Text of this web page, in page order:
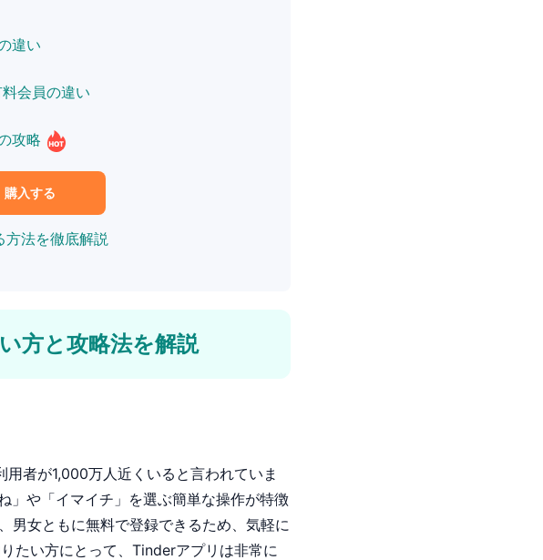
違い
会員の違い
攻略
購入する
法を徹底解説
方と攻略法を解説
者が1,000万人近くいると言われていま
」や「イマイチ」を選ぶ簡単な操作が特徴
男女ともに無料で登録できるため、気軽に
たい方にとって、Tinderアプリは非常に